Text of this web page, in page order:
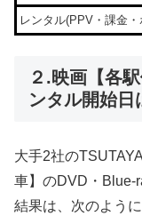
レンタル(PPV・課金
２.映画【各
ンタル開始日
大手2社の
車】のDVD・Blue-
結果は、次のよう